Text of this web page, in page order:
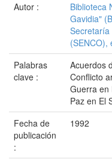
Autor :
Biblioteca
Gavidia"
Secretaría
(SENCO),
Palabras
clave :
Acuerdos
Conflicto
Guerra en
Paz en El
Fecha de
publicación
:
1992